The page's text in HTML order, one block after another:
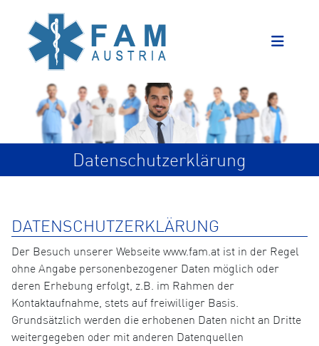
Datenschutzerklärung
DATENSCHUTZERKLÄRUNG
Der Besuch unserer Webseite www.fam.at ist in der Regel
ohne Angabe personenbezogener Daten möglich oder
deren Erhebung erfolgt, z.B. im Rahmen der
Kontaktaufnahme, stets auf freiwilliger Basis.
Grundsätzlich werden die erhobenen Daten nicht an Dritte
weitergegeben oder mit anderen Datenquellen